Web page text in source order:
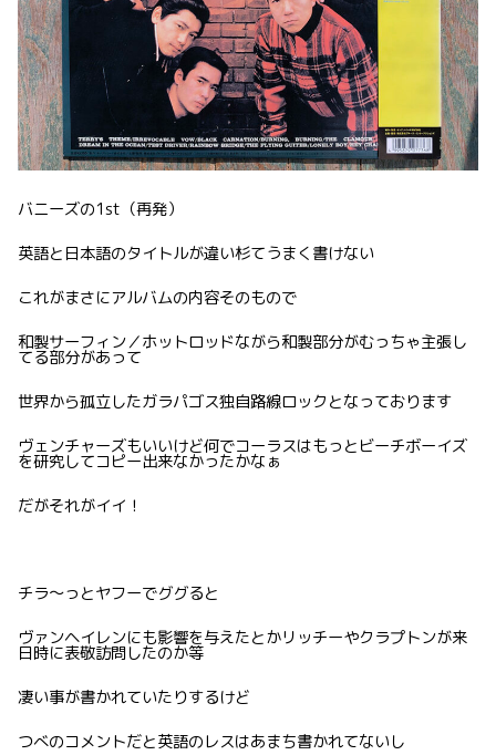
バニーズの1st（再発）
英語と日本語のタイトルが違い杉てうまく書けない
これがまさにアルバムの内容そのもので
和製サーフィン／ホットロッドながら和製部分がむっちゃ主張し
てる部分があって
世界から孤立したガラパゴス独自路線ロックとなっております
ヴェンチャーズもいいけど何でコーラスはもっとビーチボーイズ
を研究してコピー出来なかったかなぁ
だがそれがイイ！
チラ〜っとヤフーでググると
ヴァンヘイレンにも影響を与えたとかリッチーやクラプトンが来
日時に表敬訪問したのか等
凄い事が書かれていたりするけど
つべのコメントだと英語のレスはあまち書かれてないし